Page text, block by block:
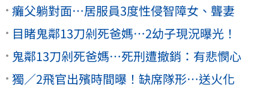
癱父躺對面…居服員3度性侵智障女、聾妻
目睹鬼鄰13刀剁死爸媽…2幼子現況曝光！
鬼鄰13刀剁死爸媽…死刑遭撤銷：有悲憫心
獨／2飛官出殯時間曝！缺席隊形…送火化